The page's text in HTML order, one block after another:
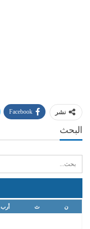
نشر Facebook
البحث
ن ث أرب